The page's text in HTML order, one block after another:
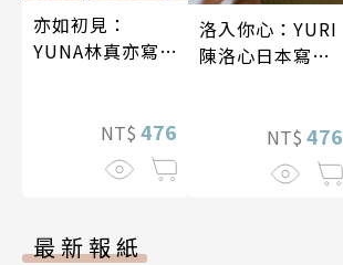
亦如初見：
YUNA林真亦寫
NT$ 476
洛入你心：YURI
陳洛心日本寫真
NT$ 476
最新報紙